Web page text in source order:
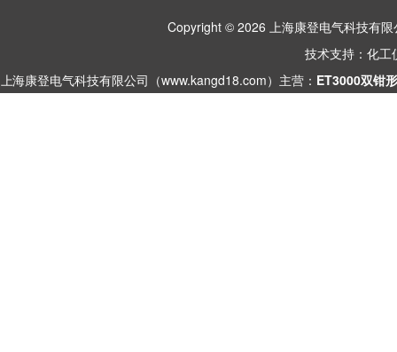
Copyright © 2026 上海康登电气科技有
技术支持： 化工
上海康登电气科技有限公司（www.kangd18.com）主营： ET3000双钳